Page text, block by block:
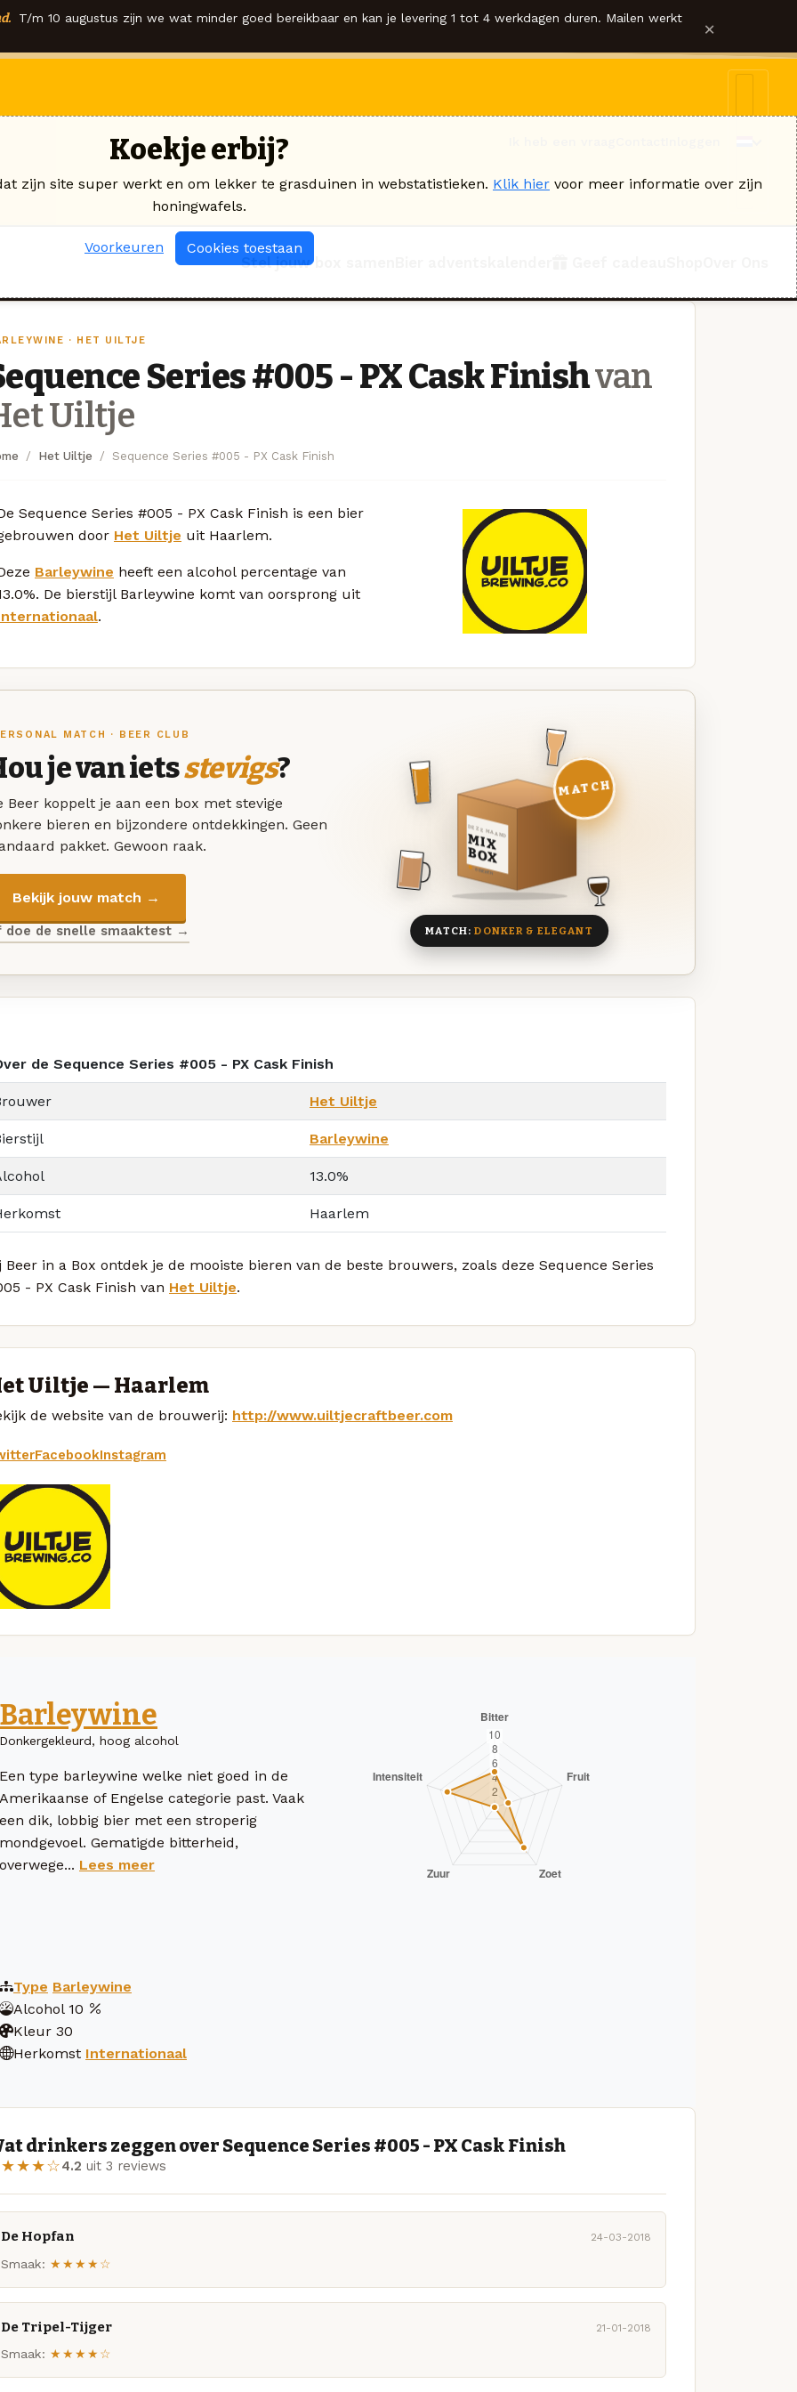
T/m 10 augustus zijn we wat minder goed bereikbaar en kan je levering 1 tot 4 werkdagen duren. Mailen werkt ×
Stel jouw box samen
· HET UILTJE
Series #005 - PX Cask Finishvan
Uiltje
Het Uiltje Sequence Series #005 - PX Cask Finish
Sequence Series #005 - PX Cask Finish is een bier
door Het Uiltje uit Haarlem.
Barleywine heeft een alcohol percentage van
De bierstijl Barleywine komt van oorsprong uit
.
MATCH · BEER CLUB
je van ietsstevigs?
Beer koppelt je aan een box met stevige
bieren en bijzondere ontdekkingen. Geen
pakket. Gewoon raak.
Bekijk jouw match →
doe de snelle smaaktest →
DEZE MAAND
MIX
BOX
8 BIEREN
MATCH
MATCH:DONKER & ELEGANT
de Sequence Series #005 - PX Cask Finish
Het Uiltje
Barleywine
13.0%
Haarlem
Beer in a Box ontdek je de mooiste bieren van de beste brouwers, zoals deze Sequence Series
- PX Cask Finish van Het Uiltje.
Uiltje — Haarlem
de website van de brouwerij: http://www.uiltjecraftbeer.com
FacebookInstagram
Barleywine
Donkergekleurd, hoog alcohol
Een type barleywine welke niet goed in de
Amerikaanse of Engelse categorie past. Vaak
een dik, lobbig bier met een stroperig
mondgevoel. Gematigde bitterheid,
overwege... Lees meer
Type Barleywine
Alcohol 10
Kleur 30
Herkomst Internationaal
drinkers zeggen over Sequence Series #005 - PX Cask Finish
4.2 uit 3 reviews
De Hopfan 24-03-2018
Smaak: ★★★★☆
De Tripel-Tijger 21-01-2018
Smaak: ★★★★☆
Koekje erbij?
zijn site super werkt en om lekker te grasduinen in webstatistieken. Klik hier voor meer informatie over zijn
honingwafels.
Voorkeuren Cookies toestaan